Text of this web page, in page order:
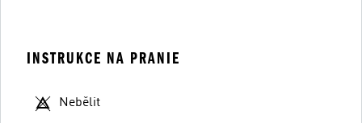
INSTRUKCE NA PRANIE
Nebělit